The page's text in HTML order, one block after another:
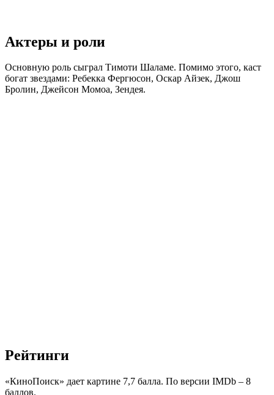
Актеры и роли
Основную роль сыграл Тимоти Шаламе. Помимо этого, каст
богат звездами: Ребекка Фергюсон, Оскар Айзек, Джош
Бролин, Джейсон Момоа, Зендея.
Рейтинги
«КиноПоиск» дает картине 7,7 балла. По версии IMDb – 8
баллов.